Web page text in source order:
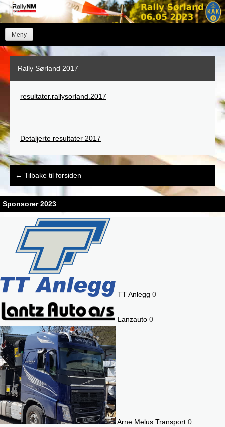
Skip
to
Meny
Rally Sørland 2017
resultater.rallysorland.2017
Detaljerte resultater 2017
Post
navigation
← Tilbake til forsiden
Sponsorer 2023
TT Anlegg 0
Lanzauto 0
Arne Melus Transport 0